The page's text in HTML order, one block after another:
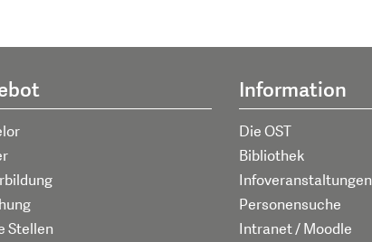
Stellen
Information
Die OST
Bibliothek
Infoveranstaltungen
Personensuche
Intranet / Moodle